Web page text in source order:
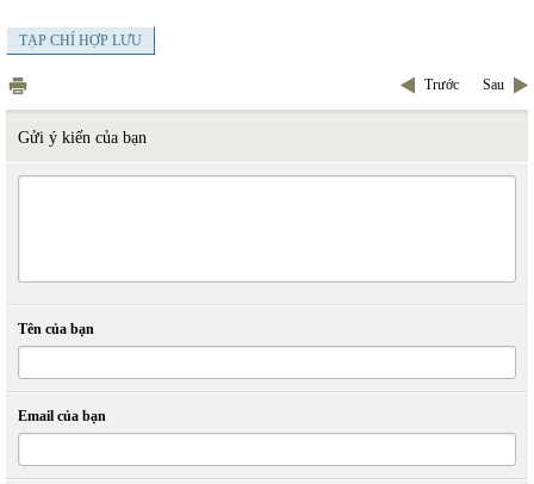
TẠP CHÍ HỢP LƯU
Trước Sau
Gửi ý kiến của bạn
Tên của bạn
Email của bạn